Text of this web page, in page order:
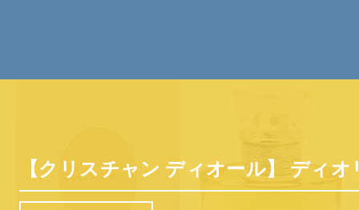
【クリスチャン ディオール】 ディ